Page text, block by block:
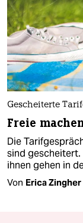
Gescheiterte
Freie
Die
sind gescheitert.
ihnen gehen in
Von Erica Zingher